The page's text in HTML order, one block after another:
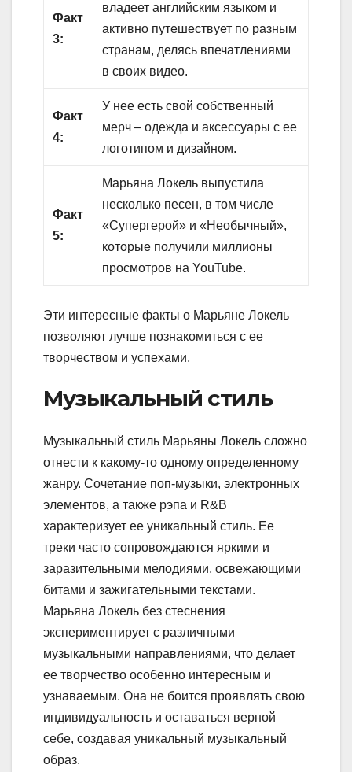
Факт
3:
владеет английским языком и
активно путешествует по разным
странам, делясь впечатлениями
в своих видео.
Факт
4:
У нее есть свой собственный
мерч – одежда и аксессуары с ее
логотипом и дизайном.
Факт
5:
Марьяна Локель выпустила
несколько песен, в том числе
«Супергерой» и «Необычный»,
которые получили миллионы
просмотров на YouTube.
Эти интересные факты о Марьяне Локель
позволяют лучше познакомиться с ее
творчеством и успехами.
Музыкальный стиль
Музыкальный стиль Марьяны Локель сложно
отнести к какому-то одному определенному
жанру. Сочетание поп-музыки, электронных
элементов, а также рэпа и R&B
характеризует ее уникальный стиль. Ее
треки часто сопровождаются яркими и
заразительными мелодиями, освежающими
битами и зажигательными текстами.
Марьяна Локель без стеснения
экспериментирует с различными
музыкальными направлениями, что делает
ее творчество особенно интересным и
узнаваемым. Она не боится проявлять свою
индивидуальность и оставаться верной
себе, создавая уникальный музыкальный
образ.